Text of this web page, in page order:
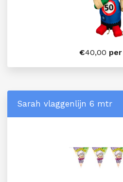
€40,00
Sarah vlaggenlijn 6 mtr